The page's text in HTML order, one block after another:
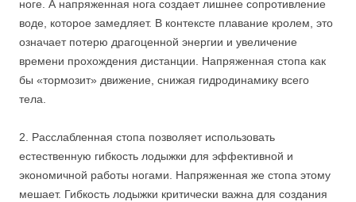
ноге. А напряженная нога создает лишнее сопротивление
воде, которое замедляет. В контексте плавание кролем, это
означает потерю драгоценной энергии и увеличение
времени прохождения дистанции. Напряженная стопа как
бы «тормозит» движение, снижая гидродинамику всего
тела.
2. Расслабленная стопа позволяет использовать
естественную гибкость лодыжки для эффективной и
экономичной работы ногами. Напряженная же стопа этому
мешает. Гибкость лодыжки критически важна для создания